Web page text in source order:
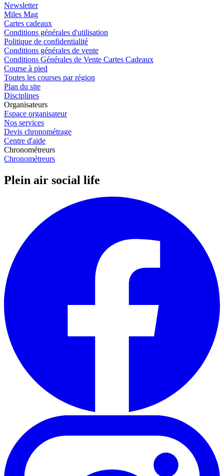
Newsletter
Miles Mag
Cartes cadeaux
Conditions générales d'utilisation
Politique de confidentialité
Conditions générales de vente
Conditions Générales de Vente Cartes Cadeaux
Course à pied
Toutes les courses par région
Plan du site
Disciplines
Organisateurs
Espace organisateur
Nos services
Devis chronométrage
Centre d'aide
Chronométreurs
Chronométreurs
Plein air social life